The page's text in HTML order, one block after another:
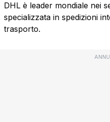
DHL è leader mondiale nei
specializzata in spedizioni
trasporto.